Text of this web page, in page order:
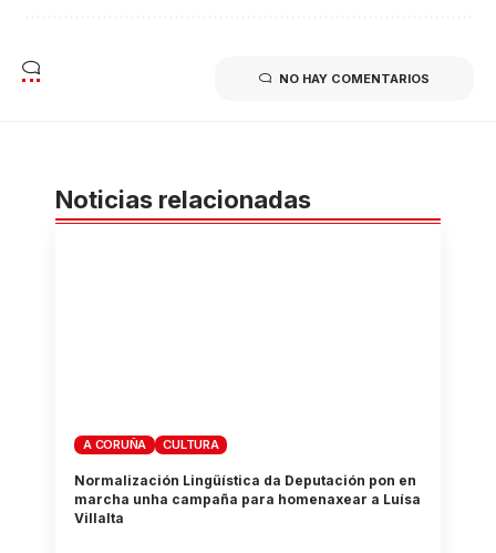
NO HAY COMENTARIOS
Noticias relacionadas
A CORUÑA CULTURA
Normalización Lingüística da Deputación pon en
marcha unha campaña para homenaxear a Luísa
Villalta